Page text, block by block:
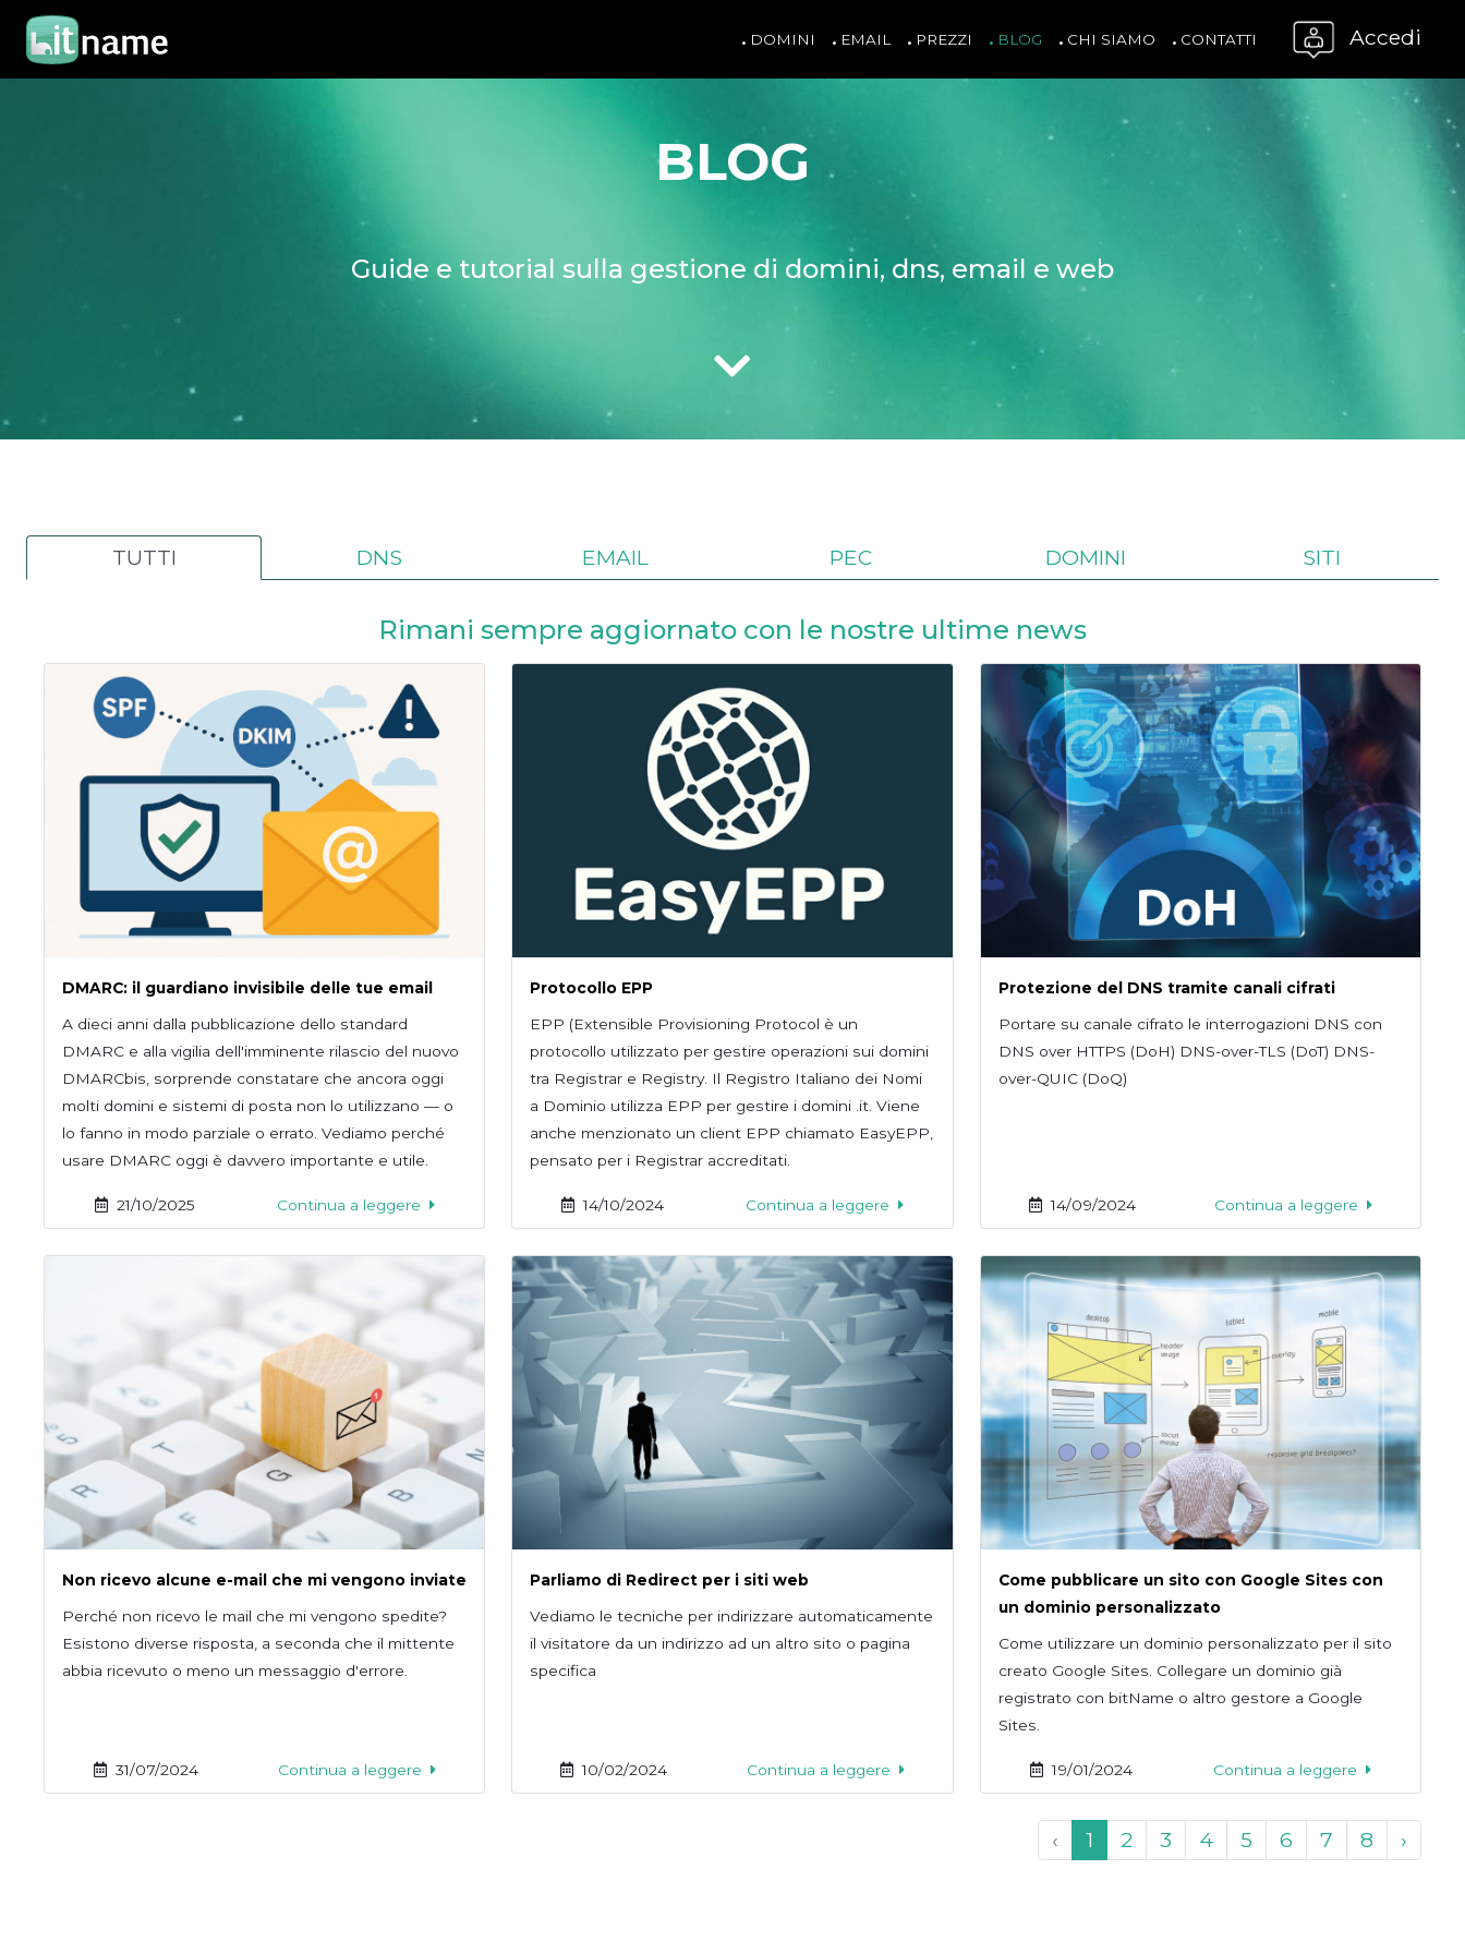
DOMINI EMAIL PREZZI BLOG CHI SIAMO CONTATTI Accedi
BLOG
Guide e tutorial sulla gestione di domini, dns, email e web
TUTTI DNS EMAIL PEC DOMINI SITI
Rimani sempre aggiornato con le nostre ultime news
DMARC: il guardiano invisibile delle tue email
A dieci anni dalla pubblicazione dello standard
DMARC e alla vigilia dell'imminente rilascio del nuovo
DMARCbis, sorprende constatare che ancora oggi
molti domini e sistemi di posta non lo utilizzano — o
lo fanno in modo parziale o errato. Vediamo perché
usare DMARC oggi è davvero importante e utile.
21/10/2025 Continua a leggere
Protocollo EPP
EPP (Extensible Provisioning Protocol è un
protocollo utilizzato per gestire operazioni sui domini
tra Registrar e Registry. Il Registro Italiano dei Nomi
a Dominio utilizza EPP per gestire i domini .it. Viene
anche menzionato un client EPP chiamato EasyEPP,
pensato per i Registrar accreditati.
14/10/2024 Continua a leggere
Protezione del DNS tramite canali cifrati
Portare su canale cifrato le interrogazioni DNS con
DNS over HTTPS (DoH) DNS-over-TLS (DoT) DNS-
over-QUIC (DoQ)
14/09/2024 Continua a leggere
Non ricevo alcune e-mail che mi vengono inviate
Perché non ricevo le mail che mi vengono spedite?
Esistono diverse risposta, a seconda che il mittente
abbia ricevuto o meno un messaggio d'errore.
31/07/2024 Continua a leggere
Parliamo di Redirect per i siti web
Vediamo le tecniche per indirizzare automaticamente
il visitatore da un indirizzo ad un altro sito o pagina
specifica
10/02/2024 Continua a leggere
Come pubblicare un sito con Google Sites con
un dominio personalizzato
Come utilizzare un dominio personalizzato per il sito
creato Google Sites. Collegare un dominio già
registrato con bitName o altro gestore a Google
Sites.
19/01/2024 Continua a leggere
‹ 1 2 3 4 5 6 7 8 ›